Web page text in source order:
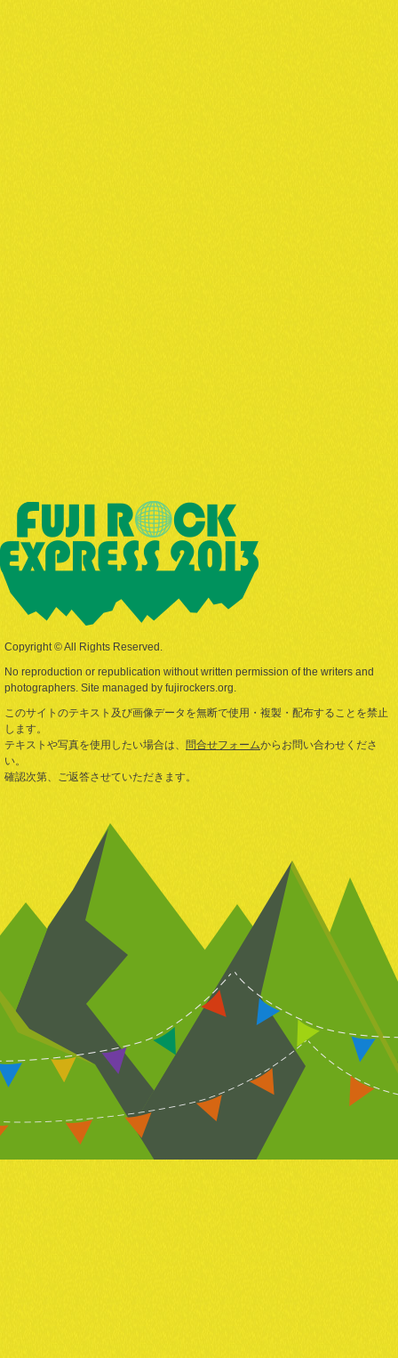
Copyright © All Rights Reserved.
No reproduction or republication without written permission of the writers and
photographers. Site managed by fujirockers.org.
このサイトのテキスト及び画像データを無断で使用・複製・配布することを禁止
します。
テキストや写真を使用したい場合は、 問合せフォームからお問い合わせくださ
い。
確認次第、ご返答させていただきます。